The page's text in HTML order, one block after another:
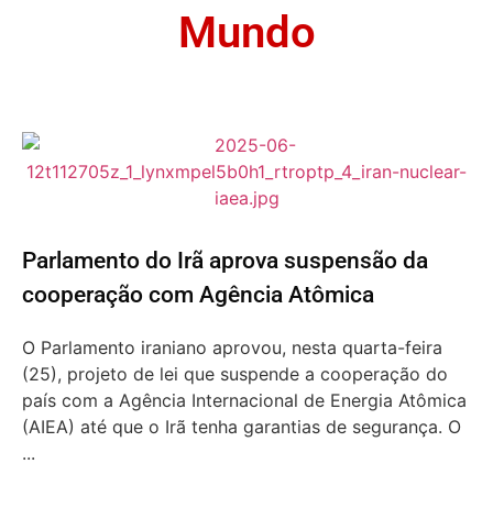
Mundo
Parlamento do Irã aprova suspensão da
cooperação com Agência Atômica
O Parlamento iraniano aprovou, nesta quarta-feira
(25), projeto de lei que suspende a cooperação do
país com a Agência Internacional de Energia Atômica
(AIEA) até que o Irã tenha garantias de segurança. O
...